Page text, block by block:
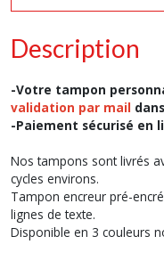
Description
-Votre tampon
validation par mail
-Paiement sécurisé en
Nos tampons sont livrés
cycles environs.
Tampon encreur pré-
lignes de texte.
Disponible en 3 couleurs